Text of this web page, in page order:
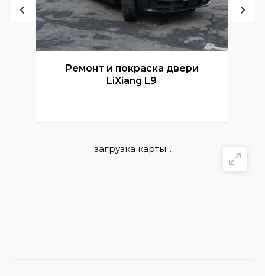
Ремонт и покраска двери
LiXiang L9
загрузка карты...